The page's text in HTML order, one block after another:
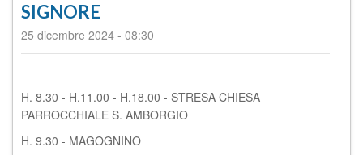
SIGNORE
25 dicembre 2024 - 08:30
H. 8.30 - H.11.00 - H.18.00 - STRESA CHIESA
PARROCCHIALE S. AMBORGIO
H. 9.30 - MAGOGNINO